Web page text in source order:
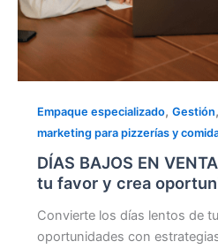
Empaque especializado, Gestión,
marketing para pizzerías y
DÍAS BAJOS EN
tu favor y crea
Convierte los días lentos de
oportunidades con